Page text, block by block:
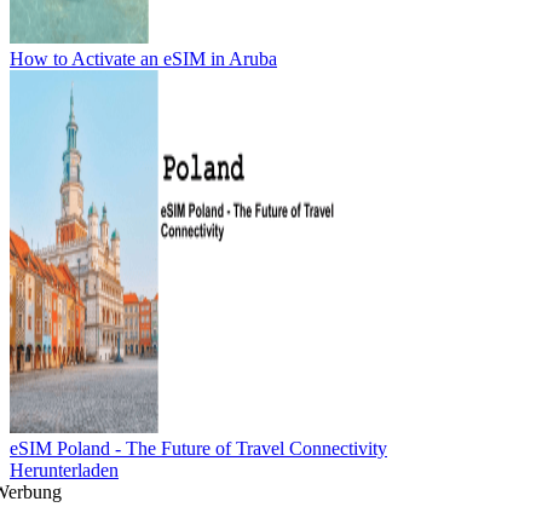
How to Activate an eSIM in Aruba
eSIM Poland - The Future of Travel Connectivity
Herunterladen